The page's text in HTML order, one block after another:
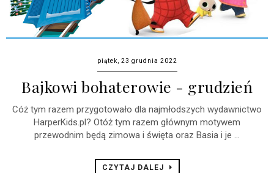
piątek, 23 grudnia 2022
Bajkowi bohaterowie - grudzień
Cóż tym razem przygotowało dla najmłodszych wydawnictwo
HarperKids.pl? Otóż tym razem głównym motywem
przewodnim będą zimowa i święta oraz Basia i je ...
CZYTAJ DALEJ